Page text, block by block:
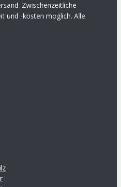
Zwischenzeitliche
und -kosten möglich. Alle